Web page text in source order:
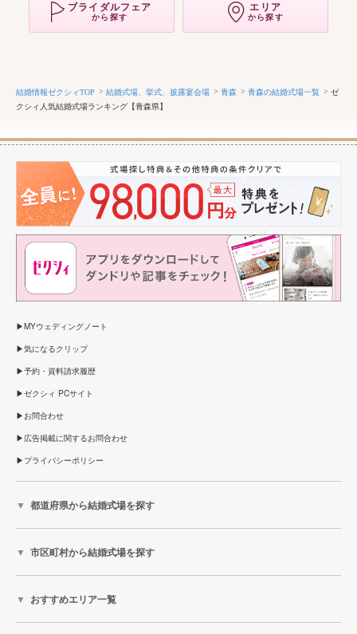
ブライダルフェア
から探す
エリア
から探す
結婚情報ゼクシィTOP 結婚式場、挙式、披露宴会場 青森 青森の結婚式場一覧
ゼ
クシィ人気結婚式場ランキング【青森県】
MYウェディングノート
気になるクリップ
予約・資料請求履歴
ゼクシィ PCサイト
お問合わせ
広告掲載に関するお問合わせ
プライバシーポリシー
都道府県から結婚式場を探す
市区町村から結婚式場を探す
おすすめエリア一覧